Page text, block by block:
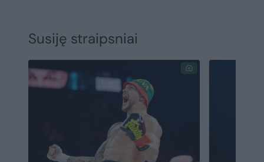
Susiję straipsniai